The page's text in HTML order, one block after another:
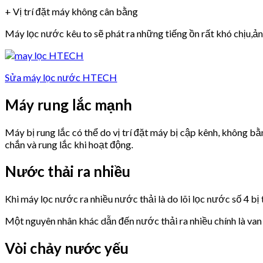
+ Vị trí đặt máy không cân bằng
Máy lọc nước kêu to sẽ phát ra những tiếng ồn rất khó
Sửa máy lọc nước HTECH
Máy rung lắc mạnh
Máy bị rung lắc có thể do vị trí đặt máy bị cập kênh, không
chắn và rung lắc khi hoạt động.
Nước thải ra nhiều
Khi máy lọc nước ra nhiều nước thải là do lõi lọc nước số 4
Một nguyên nhân khác dẫn đến nước thải ra nhiều chính là
Vòi chảy nước yếu